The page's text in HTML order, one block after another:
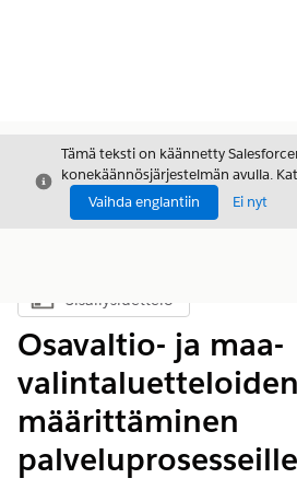
Sulje
Tämä teksti on käännetty
konekäännösjärjestelmän avulla.
Vaihda englantiin
Ei nyt
Näytä sisällysluettelo
Sisällysluettelo
Osavaltio- ja maa-
valintaluetteloiden
määrittäminen
palveluprosesseille